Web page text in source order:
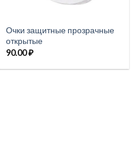
Очки защитные прозрачные
открытые
90.00₽